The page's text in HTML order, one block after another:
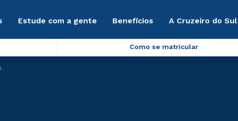
Estude com a gente Benefícios A Cruzeiro do
Como se matricular